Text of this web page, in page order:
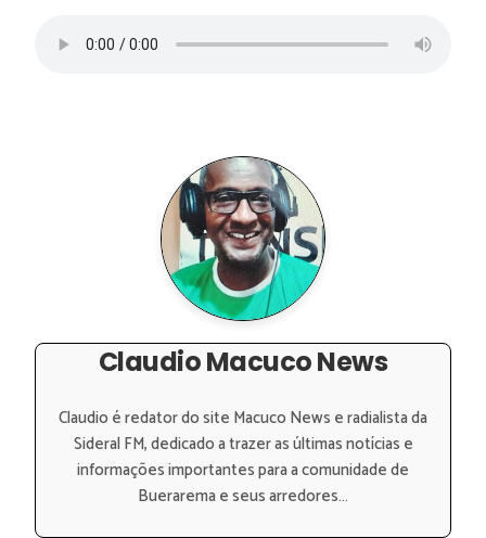
Claudio Macuco News
Claudio é redator do site Macuco News e radialista da
Sideral FM, dedicado a trazer as últimas notícias e
informações importantes para a comunidade de
Buerarema e seus arredores...